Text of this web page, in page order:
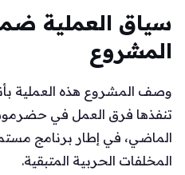
سياق العملية
المشروع
وصف المشروع هذه العملية
تنفذها فرق العمل في
الماضي، في إطار برنامج
المخلفات الحربية المتبقية.